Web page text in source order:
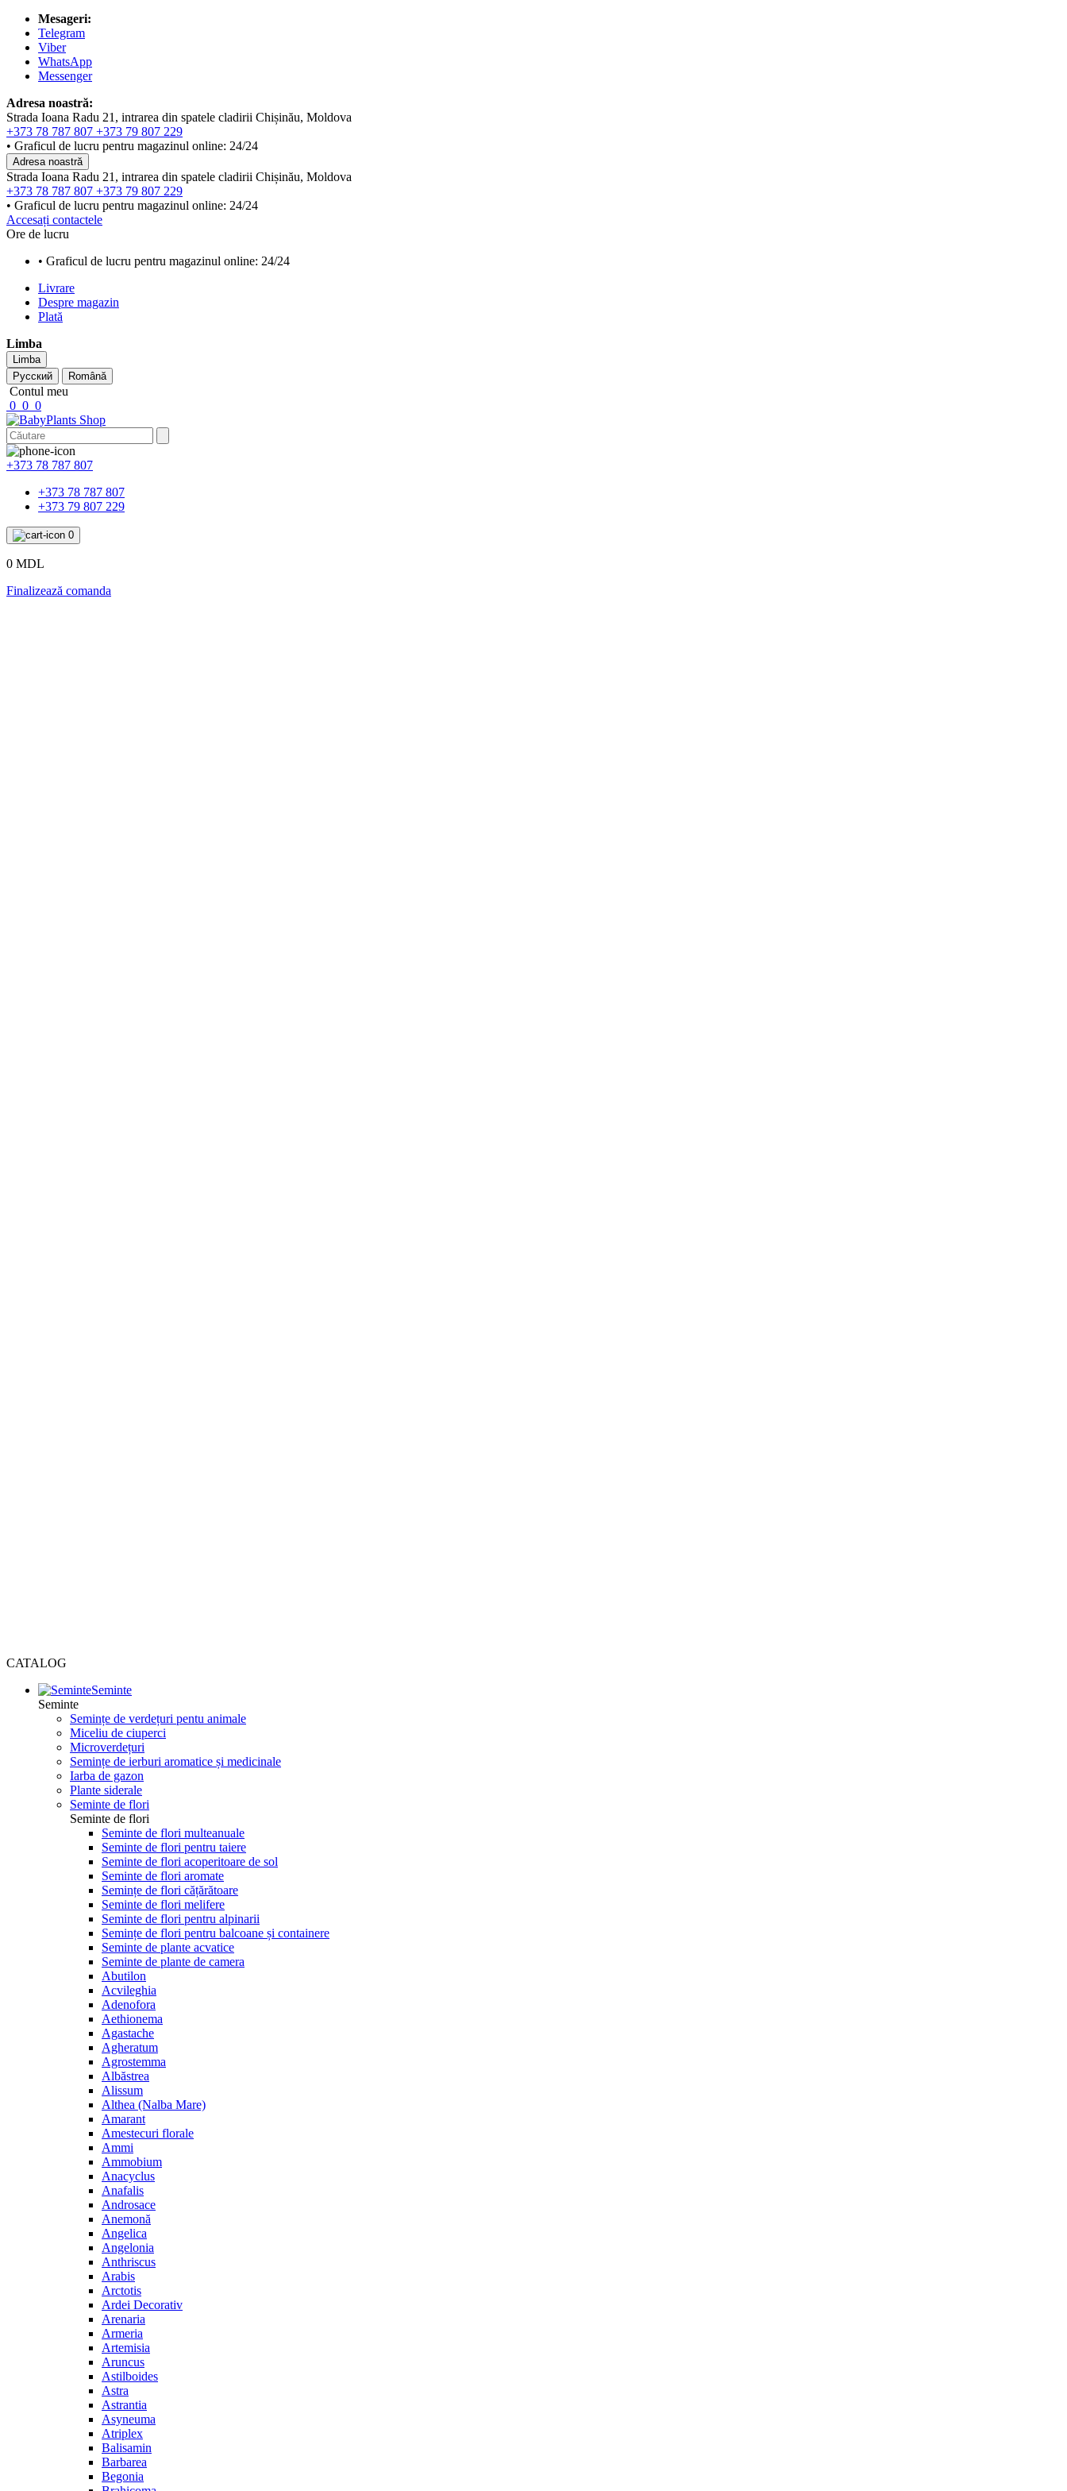
Mesageri:
Telegram
Viber
WhatsApp
Messenger
Adresa noastră:
Strada Ioana Radu 21, intrarea din spatele cladirii Chișinău, Moldova
+373 78 787 807 +373 79 807 229
• Graficul de lucru pentru magazinul online: 24/24
Adresa noastră
Strada Ioana Radu 21, intrarea din spatele cladirii Chișinău, Moldova
+373 78 787 807 +373 79 807 229
• Graficul de lucru pentru magazinul online: 24/24
Accesați contactele
Ore de lucru
• Graficul de lucru pentru magazinul online: 24/24
Livrare
Despre magazin
Plată
Limba
Limba
Русский
Română
Contul meu
0 0 0
+373 78 787 807
+373 78 787 807
+373 79 807 229
0
0 MDL
Finalizează comanda
CATALOG
Seminte
Seminte
Semințe de verdețuri pentu animale
Miceliu de ciuperci
Microverdețuri
Semințe de ierburi aromatice și medicinale
Iarba de gazon
Plante siderale
Seminte de flori
Seminte de flori
Seminte de flori multeanuale
Seminte de flori pentru taiere
Seminte de flori acoperitoare de sol
Seminte de flori aromate
Semințe de flori cățărătoare
Seminte de flori melifere
Seminte de flori pentru alpinarii
Semințe de flori pentru balcoane și containere
Seminte de plante acvatice
Seminte de plante de camera
Abutilon
Acvileghia
Adenofora
Aethionema
Agastache
Agheratum
Agrostemma
Albăstrea
Alissum
Althea (Nalba Mare)
Amarant
Amestecuri florale
Ammi
Ammobium
Anacyclus
Anafalis
Androsace
Anemonă
Angelica
Angelonia
Anthriscus
Arabis
Arctotis
Ardei Decorativ
Arenaria
Armeria
Artemisia
Aruncus
Astilboides
Astra
Astrantia
Asyneuma
Atriplex
Balisamin
Barbarea
Begonia